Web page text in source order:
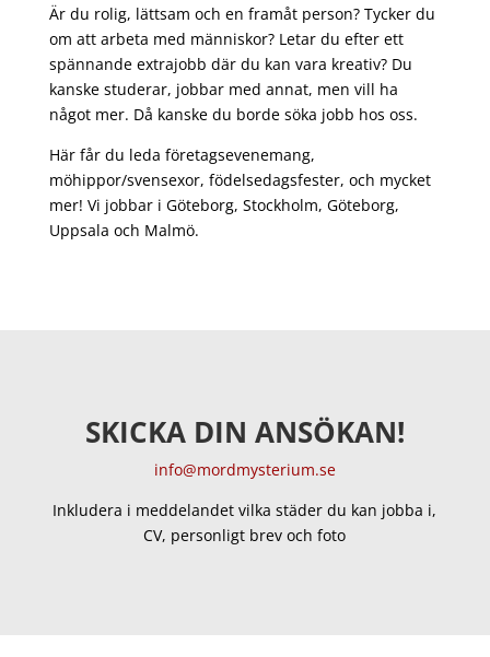
Är du rolig, lättsam och en framåt person? Tycker du
om att arbeta med människor? Letar du efter ett
spännande extrajobb där du kan vara kreativ? Du
kanske studerar, jobbar med annat, men vill ha
något mer. Då kanske du borde söka jobb hos oss.
Här får du leda företagsevenemang,
möhippor/svensexor, födelsedagsfester, och mycket
mer! Vi jobbar i Göteborg, Stockholm, Göteborg,
Uppsala och Malmö.
SKICKA DIN ANSÖKAN!
info@mordmysterium.se
Inkludera i meddelandet vilka städer du kan jobba i,
CV, personligt brev och foto